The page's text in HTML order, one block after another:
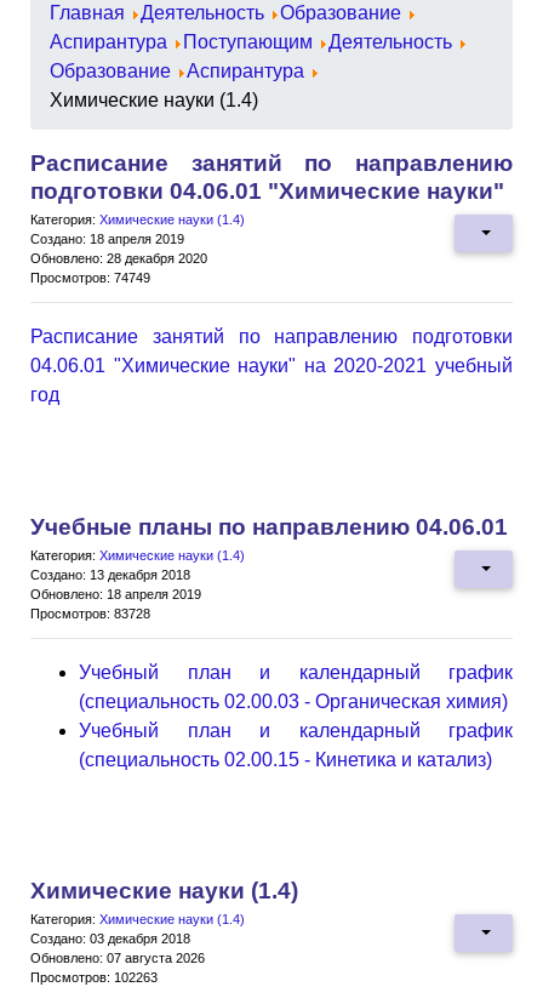
Главная Деятельность
Образование
Аспирантура
Поступающим
Деятельность
Образование
Аспирантура
Химические науки (1.4)
Расписание занятий по направлению
подготовки 04.06.01 "Химические науки"
Категория: Химические науки (1.4)
Создано: 18 апреля 2019
Обновлено: 28 декабря 2020
Просмотров: 74749
Расписание занятий по направлению подготовки
04.06.01 "Химические науки" на 2020-2021 учебный
год
Учебные планы по направлению 04.06.01
Категория: Химические науки (1.4)
Создано: 13 декабря 2018
Обновлено: 18 апреля 2019
Просмотров: 83728
Учебный план и календарный график
(специальность 02.00.03 - Органическая химия)
Учебный план и календарный график
(специальность 02.00.15 - Кинетика и катализ)
Химические науки (1.4)
Категория: Химические науки (1.4)
Создано: 03 декабря 2018
Обновлено: 07 августа 2026
Просмотров: 102263